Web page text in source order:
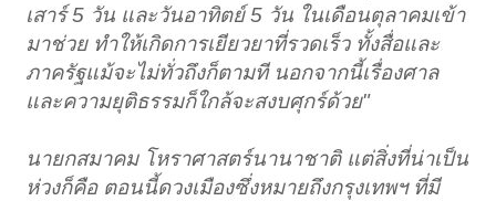
เสาร์ 5 วัน และวันอาทิตย์ 5 วัน ในเดือนตุลาคมเข้า
มาช่วย ทำให้เกิดการเยียวยาที่รวดเร็ว ทั้งสื่อและ
ภาครัฐแม้จะไม่ทั่วถึงก็ตามที นอกจากนี้เรื่องศาล
และความยุติธรรมก็ใกล้จะสงบศุกร์ด้วย"
นายกสมาคม โหราศาสตร์นานาชาติ แต่สิ่งที่น่าเป็น
ห่วงก็คือ ตอนนี้ดวงเมืองซึ่งหมายถึงกรุงเทพฯ ที่มี